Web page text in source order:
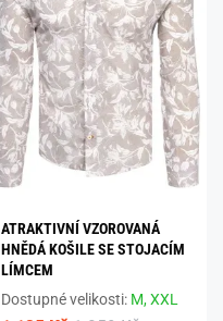
ATRAKTIVNÍ VZOROVANÁ
HNĚDÁ KOŠILE SE STOJACÍM
LÍMCEM
Dostupné velikosti: M,XXL